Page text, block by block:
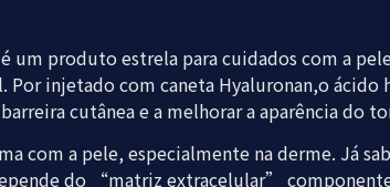
um produto estrela para cuidados com a
Por injetado com caneta Hyaluronan,o
cutânea e a melhorar a aparência do
com a pele, especialmente na derme. Já
do “matriz extracelular”